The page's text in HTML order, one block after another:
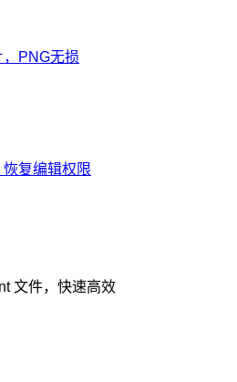
PNG无损
复编辑权限
文件，快速高效